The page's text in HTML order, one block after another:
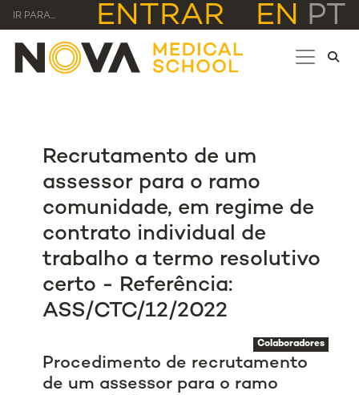
IR PARA... ENTRAR EN PT
Recrutamento de um
assessor para o ramo
comunidade, em regime de
contrato individual de
trabalho a termo resolutivo
certo - Referência:
ASS/CTC/12/2022
Colaboradores
Procedimento de recrutamento
de um assessor para o ramo